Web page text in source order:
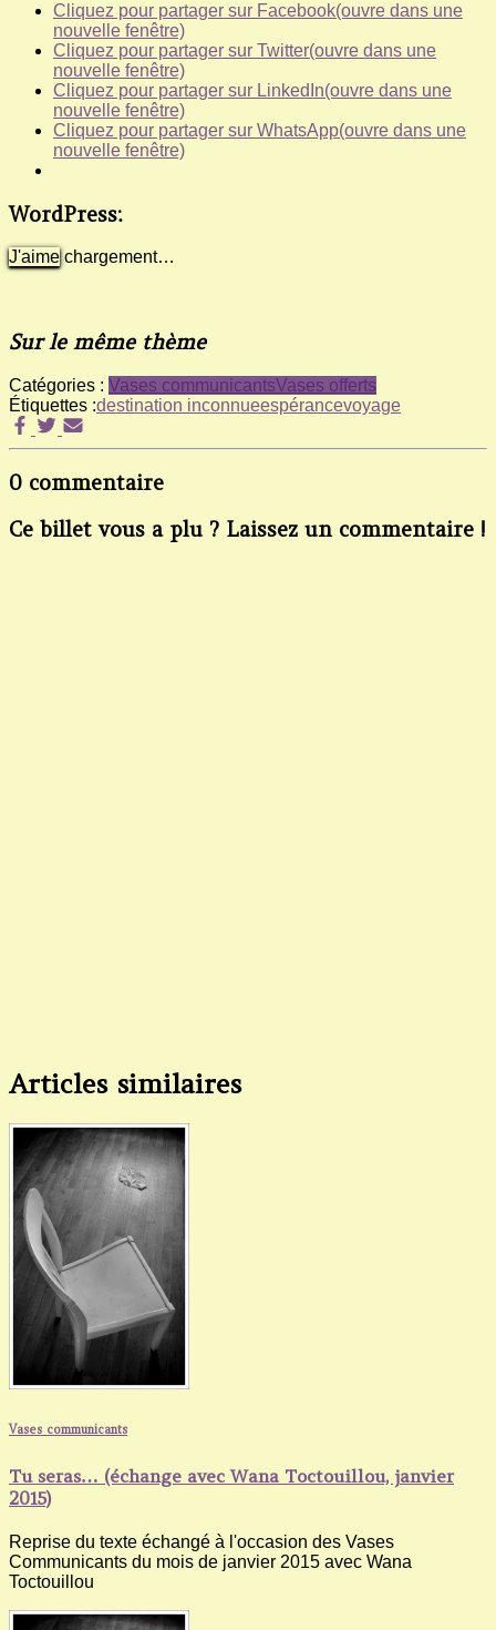
Cliquez pour partager sur Facebook(ouvre dans une
nouvelle fenêtre)
Cliquez pour partager sur Twitter(ouvre dans une
nouvelle fenêtre)
Cliquez pour partager sur LinkedIn(ouvre dans une
nouvelle fenêtre)
Cliquez pour partager sur WhatsApp(ouvre dans une
nouvelle fenêtre)
WordPress:
J'aime chargement…
Sur le même thème
Catégories : Vases communicantsVases offerts
Étiquettes :destination inconnueespérancevoyage
0 commentaire
Ce billet vous a plu ? Laissez un commentaire !
Articles similaires
Vases communicants
Tu seras… (échange avec Wana Toctouillou, janvier
2015)
Reprise du texte échangé à l'occasion des Vases
Communicants du mois de janvier 2015 avec Wana
Toctouillou